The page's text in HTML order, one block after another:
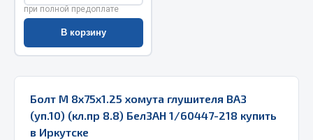
Система питания
Подвеска
Тормозная система
Двигатель
Электрооборудование
при полной предоплате
В корзину
Болт М 8х75х1.25 хомута глушителя ВАЗ
(уп.10) (кл.пр 8.8) БелЗАН 1/60447-218 купить
в Иркутске